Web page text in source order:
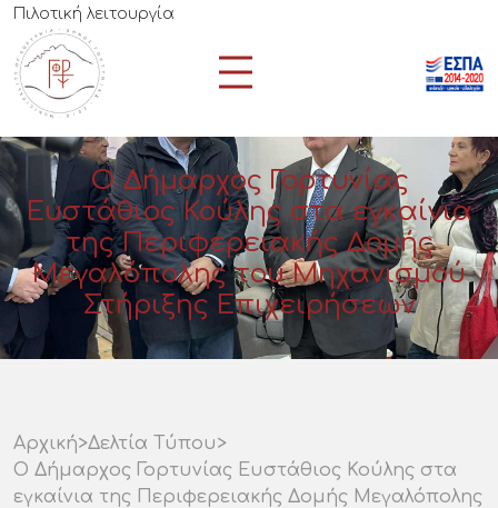
Πιλοτική λειτουργία
Ο Δήμαρχος Γορτυνίας
Ευστάθιος Κούλης στα εγκαίνια
της Περιφερειακής Δομής
Μεγαλόπολης του Μηχανισμού
Στήριξης Επιχειρήσεων
Αρχική>Δελτία Τύπου>
Ο Δήμαρχος Γορτυνίας Ευστάθιος Κούλης στα
εγκαίνια της Περιφερειακής Δομής Μεγαλόπολης